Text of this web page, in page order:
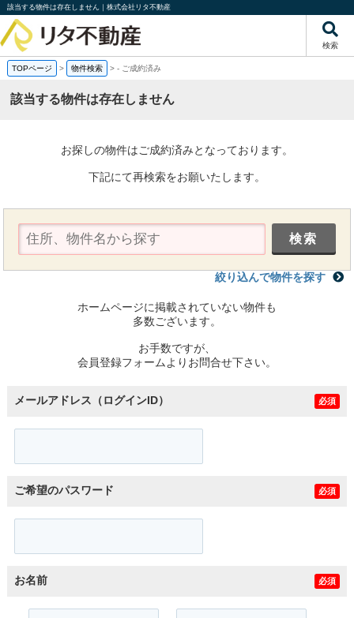
該当する物件は存在しません｜株式会社リタ不動産
検索
TOPページ > 物件検索 >- ご成約済み
該当する物件は存在しません
お探しの物件はご成約済みとなっております。
下記にて再検索をお願いたします。
絞り込んで物件を探す
ホームページに掲載されていない物件も
多数ございます。
お手数ですが、
会員登録フォームよりお問合せ下さい。
メールアドレス（ログインID） 必須
ご希望のパスワード 必須
お名前 必須